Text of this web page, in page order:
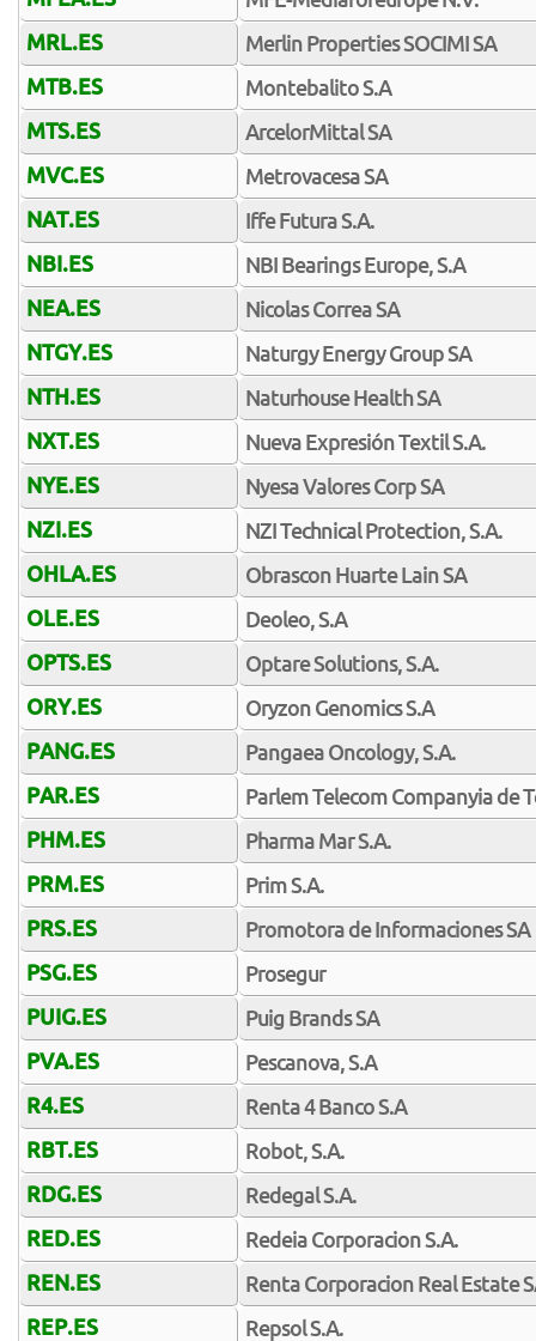
MRL.ES
Merlin Properties SOCIMI SA
MTB.ES
Montebalito S.A
MTS.ES
ArcelorMittal SA
MVC.ES
Metrovacesa SA
NAT.ES
Iffe Futura S.A.
NBI.ES
NBI Bearings Europe, S.A
NEA.ES
Nicolas Correa SA
NTGY.ES
Naturgy Energy Group SA
NTH.ES
Naturhouse Health SA
NXT.ES
Nueva Expresión Textil S.A.
NYE.ES
Nyesa Valores Corp SA
NZI.ES
NZI Technical Protection, S.A.
OHLA.ES
Obrascon Huarte Lain SA
OLE.ES
Deoleo, S.A
OPTS.ES
Optare Solutions, S.A.
ORY.ES
Oryzon Genomics S.A
PANG.ES
Pangaea Oncology, S.A.
PAR.ES
Parlem Telecom Companyia de
PHM.ES
Pharma Mar S.A.
PRM.ES
Prim S.A.
PRS.ES
Promotora de Informaciones SA
PSG.ES
Prosegur
PUIG.ES
Puig Brands SA
PVA.ES
Pescanova, S.A
R4.ES
Renta 4 Banco S.A
RBT.ES
Robot, S.A.
RDG.ES
Redegal S.A.
RED.ES
Redeia Corporacion S.A.
REN.ES
Renta Corporacion Real Estate
REP.ES
Repsol S.A.